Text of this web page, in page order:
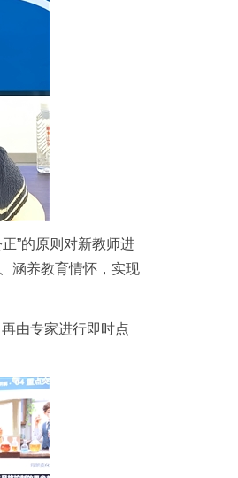
”的原则对新教师进
涵养教育情怀，实现
由专家进行即时点